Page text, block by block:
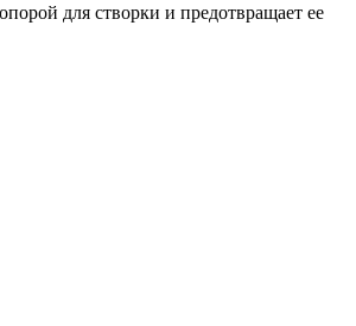
для створки и предотвращает ее